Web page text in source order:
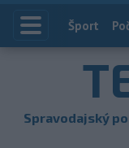
Index
Šport
Spravodajský